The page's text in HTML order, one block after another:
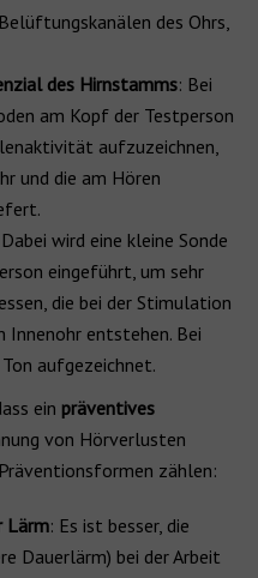
des Ohrs,
des Hirnstamms: Bei
am Kopf der Testperson
aufzuzeichnen,
und die am Hören
wird eine kleine Sonde
eingeführt, um sehr
die bei der Stimulation
Innenohr entstehen. Bei
aufgezeichnet.
ein präventives
von Hörverlusten
zählen:
Lärm: Es ist besser, die
Dauerlärm) bei der Arbeit